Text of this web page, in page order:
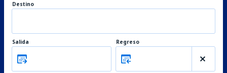
Destino
Salida Regreso